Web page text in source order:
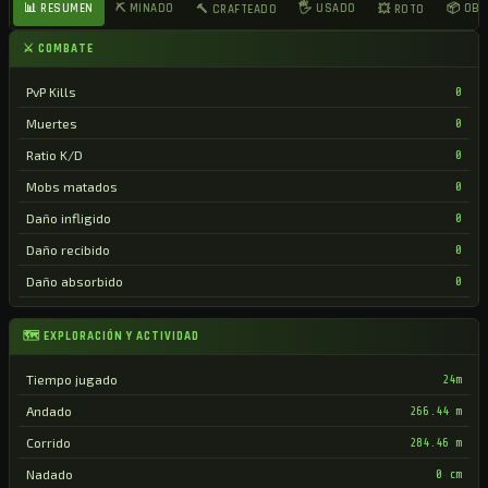
📊 RESUMEN ⛏ MINADO 🔨 CRAFTEADO 🖐 USADO 💥 ROTO 📦
⚔ COMBATE
PvP Kills 0
Muertes 0
Ratio K/D 0
Mobs matados 0
Daño infligido 0
Daño recibido 0
Daño absorbido 0
🗺 EXPLORACIÓN Y ACTIVIDAD
Tiempo jugado 24m
Andado 266.44 m
Corrido 284.46 m
Nadado 0 cm